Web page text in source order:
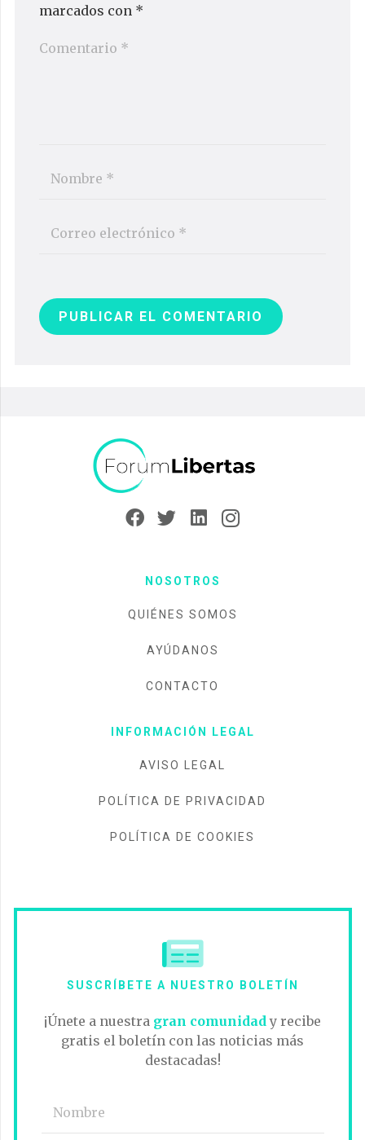
marcados con *
PUBLICAR EL COMENTARIO
NOSOTROS
QUIÉNES SOMOS
AYÚDANOS
CONTACTO
INFORMACIÓN LEGAL
AVISO LEGAL
POLÍTICA DE PRIVACIDAD
POLÍTICA DE COOKIES
SUSCRÍBETE A NUESTRO BOLETÍN
¡Únete a nuestra gran comunidady recibe
gratis el boletín con las noticias más
destacadas!